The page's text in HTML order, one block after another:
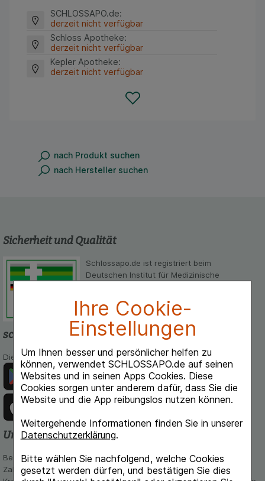
Ihre Cookie-
Einstellungen
Um Ihnen besser und persönlicher helfen zu
können, verwendet SCHLOSSAPO.de auf seinen
Websites und in seinen Apps Cookies. Diese
Cookies sorgen unter anderem dafür, dass Sie die
Website und die App reibungslos nutzen können.
Weitergehende Informationen finden Sie in unserer
Datenschutzerklärung.
Bitte wählen Sie nachfolgend, welche Cookies
gesetzt werden dürfen, und bestätigen Sie dies
SCHLOSSAPO.de:
derzeit nicht verfügbar
Schloss Apotheke:
derzeit nicht verfügbar
Kepler Apotheke:
derzeit nicht verfügbar
nach Produkt suchen
nach Hersteller suchen
Sicherheit und Qualität
Schlossapo.de ist registriert beim
Deutschen Institut für Medizinische
schlossapo.de-App
Die App von schlossapo.de jetzt mit E-Rezept-Scanner
Unsere Zahlungsarten
Bequem und sicher - Wählen Sie aus unseren verschiedenen
Zahlungsmöglichkeiten: